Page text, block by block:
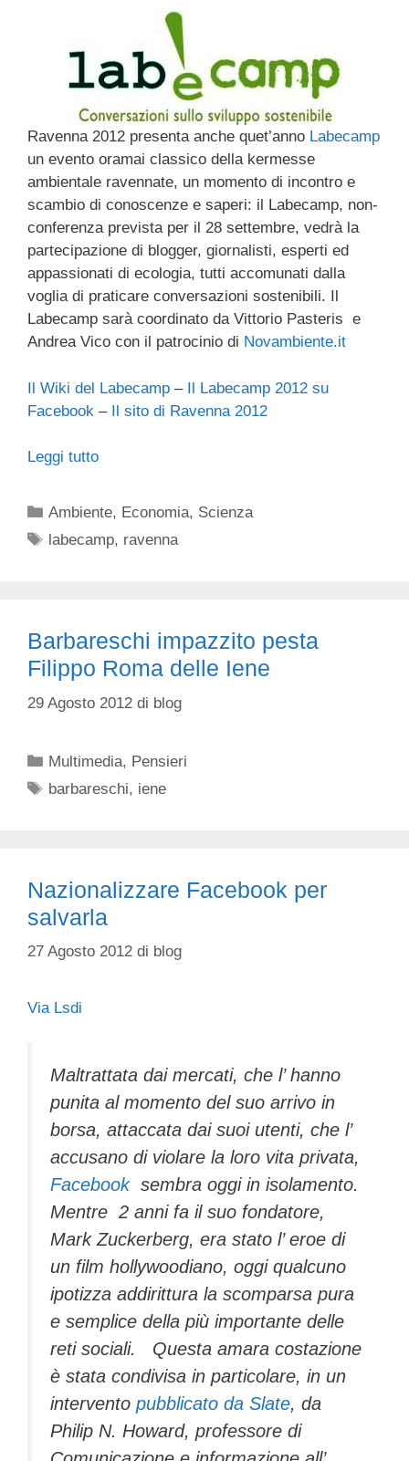
Ravenna 2012 presenta anche quet’anno Labecamp
un evento oramai classico della kermesse
ambientale ravennate, un momento di incontro e
scambio di conoscenze e saperi: il Labecamp, non-
conferenza prevista per il 28 settembre, vedrà la
partecipazione di blogger, giornalisti, esperti ed
appassionati di ecologia, tutti accomunati dalla
voglia di praticare conversazioni sostenibili. Il
Labecamp sarà coordinato da Vittorio Pasteris e
Andrea Vico con il patrocinio di Novambiente.it
Il Wiki del Labecamp – Il Labecamp 2012 su
Facebook – Il sito di Ravenna 2012
Leggi tutto
Categorie
Ambiente, Economia, Scienza
Tag
labecamp, ravenna
Barbareschi impazzito pesta
Filippo Roma delle Iene
29 Agosto 2012 di blog
Categorie
Multimedia, Pensieri
Tag
barbareschi, iene
Nazionalizzare Facebook per
salvarla
27 Agosto 2012 di blog
Via Lsdi
Maltrattata dai mercati, che l’ hanno
punita al momento del suo arrivo in
borsa, attaccata dai suoi utenti, che l’
accusano di violare la loro vita privata,
Facebooksembra oggi in isolamento.
Mentre 2 anni fa il suo fondatore,
Mark Zuckerberg, era stato l’ eroe di
un film hollywoodiano, oggi qualcuno
ipotizza addirittura la scomparsa pura
e semplice della più importante delle
reti sociali. Questa amara costazione
è stata condivisa in particolare, in un
intervento pubblicato da Slate, da
Philip N. Howard, professore di